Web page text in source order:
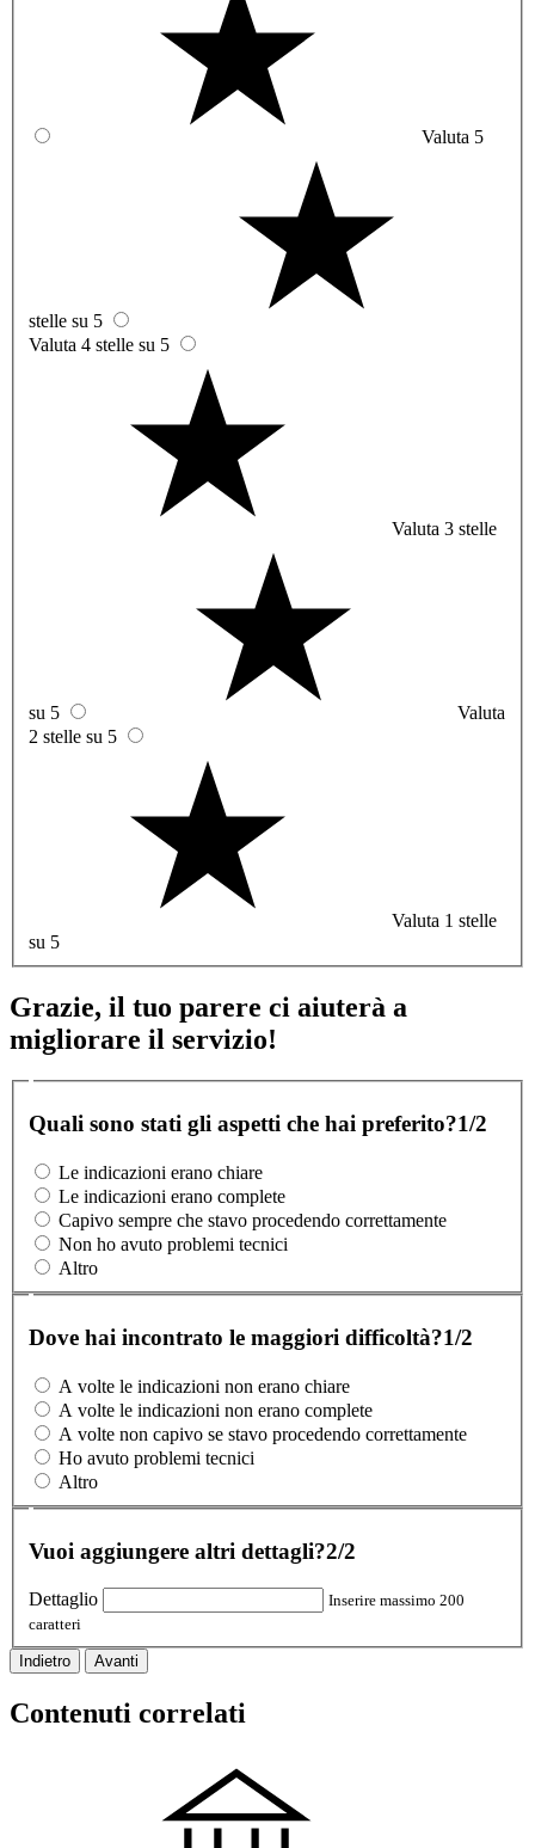
Valuta 5
stelle su 5
Valuta 4 stelle su 5
Valuta 3 stelle
su 5
Valuta
2 stelle su 5
Valuta 1 stelle
su 5
Grazie, il tuo parere ci aiuterà a
migliorare il servizio!
Quali sono stati gli aspetti che hai preferito?1/2
Le indicazioni erano chiare
Le indicazioni erano complete
Capivo sempre che stavo procedendo correttamente
Non ho avuto problemi tecnici
Altro
Dove hai incontrato le maggiori difficoltà?1/2
A volte le indicazioni non erano chiare
A volte le indicazioni non erano complete
A volte non capivo se stavo procedendo correttamente
Ho avuto problemi tecnici
Altro
Vuoi aggiungere altri dettagli?2/2
Dettaglio
Inserire massimo 200
caratteri
Indietro Avanti
Contenuti correlati